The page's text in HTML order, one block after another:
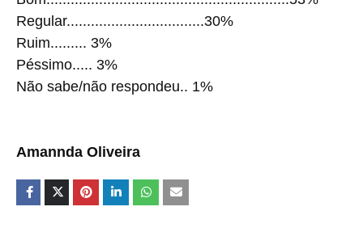
Regular..................................30%
Ruim......... 3%
Péssimo..... 3%
Não sabe/não respondeu.. 1%
Amannda Oliveira